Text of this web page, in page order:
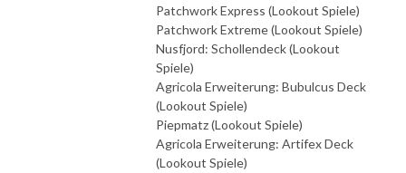
Patchwork Express (Lookout Spiele)
Patchwork Extreme (Lookout Spiele)
Nusfjord: Schollendeck (Lookout
Spiele)
Agricola Erweiterung: Bubulcus Deck
(Lookout Spiele)
Piepmatz (Lookout Spiele)
Agricola Erweiterung: Artifex Deck
(Lookout Spiele)